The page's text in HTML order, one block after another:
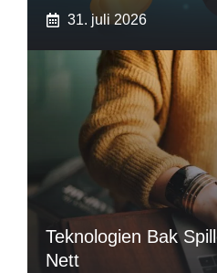
31. juli 2026
Teknologien Bak
Nett